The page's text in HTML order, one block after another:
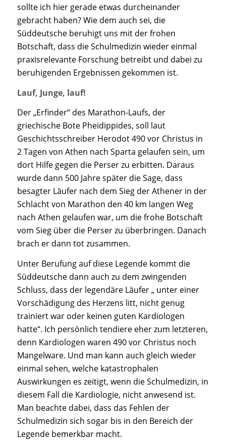
sollte ich hier gerade etwas durcheinander
gebracht haben? Wie dem auch sei, die
Süddeutsche beruhigt uns mit der frohen
Botschaft, dass die Schulmedizin wieder einmal
praxisrelevante Forschung betreibt und dabei zu
beruhigenden Ergebnissen gekommen ist.
Lauf, Junge, lauf!
Der „Erfinder“ des Marathon-Laufs, der
griechische Bote Pheidippides, soll laut
Geschichtsschreiber Herodot 490 vor Christus in
2 Tagen von Athen nach Sparta gelaufen sein, um
dort Hilfe gegen die Perser zu erbitten. Daraus
wurde dann 500 Jahre später die Sage, dass
besagter Läufer nach dem Sieg der Athener in der
Schlacht von Marathon den 40 km langen Weg
nach Athen gelaufen war, um die frohe Botschaft
vom Sieg über die Perser zu überbringen. Danach
brach er dann tot zusammen.
Unter Berufung auf diese Legende kommt die
Süddeutsche dann auch zu dem zwingenden
Schluss, dass der legendäre Läufer „ unter einer
Vorschädigung des Herzens litt, nicht genug
trainiert war oder keinen guten Kardiologen
hatte“. Ich persönlich tendiere eher zum letzteren,
denn Kardiologen waren 490 vor Christus noch
Mangelware. Und man kann auch gleich wieder
einmal sehen, welche katastrophalen
Auswirkungen es zeitigt, wenn die Schulmedizin, in
diesem Fall die Kardiologie, nicht anwesend ist.
Man beachte dabei, dass das Fehlen der
Schulmedizin sich sogar bis in den Bereich der
Legende bemerkbar macht.